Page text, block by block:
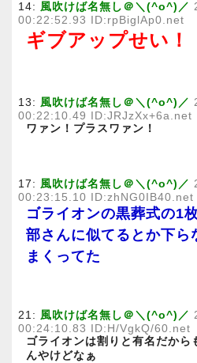
14: 風吹けば名無し＠＼(^o^)／
00:22:52.93 ID:rpBiglAp0.net
ギブアップせい！
13: 風吹けば名無し＠＼(^o^)／
00:22:10.49 ID:JRJzXx+6a.net
ワァン！プラスワァン！
17: 風吹けば名無し＠＼(^o^)／
00:23:15.10 ID:zhNG0IB40.net
ゴライオンの黒葬式の1
部さんに似てるとか下ら
まくってた
21: 風吹けば名無し＠＼(^o^)／
00:24:10.83 ID:H/VgkQ/60.net
ゴライオンは割りと有名だから
んやけどなぁ